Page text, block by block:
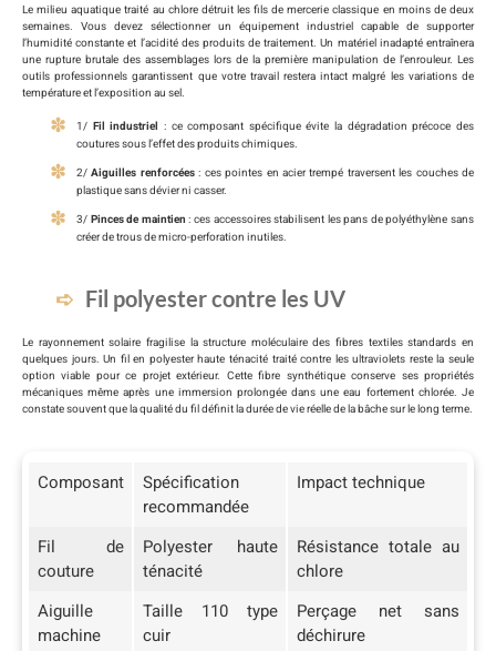
Le milieu aquatique traité au chlore détruit les fils de mercerie classique en moins de deux
semaines. Vous devez sélectionner un équipement industriel capable de supporter
l’humidité constante et l’acidité des produits de traitement. Un matériel inadapté entraînera
une rupture brutale des assemblages lors de la première manipulation de l’enrouleur. Les
outils professionnels garantissent que votre travail restera intact malgré les variations de
température et l’exposition au sel.
1/ Fil industriel : ce composant spécifique évite la dégradation précoce des
coutures sous l’effet des produits chimiques.
2/Aiguilles renforcées: ces pointes en acier trempé traversent les couches de
plastique sans dévier ni casser.
3/ Pinces de maintien : ces accessoires stabilisent les pans de polyéthylène sans
créer de trous de micro-perforation inutiles.
Fil polyester contre les UV
Le rayonnement solaire fragilise la structure moléculaire des fibres textiles standards en
quelques jours. Un fil en polyester haute ténacité traité contre les ultraviolets reste la seule
option viable pour ce projet extérieur. Cette fibre synthétique conserve ses propriétés
mécaniques même après une immersion prolongée dans une eau fortement chlorée. Je
constate souvent que la qualité du fil définit la durée de vie réelle de la bâche sur le long terme.
Composant
Spécification
recommandée
Impact technique
Fil de
couture
Polyester haute
ténacité
Résistance totale au
chlore
Aiguille
machine
Taille 110 type
cuir
Perçage net sans
déchirure